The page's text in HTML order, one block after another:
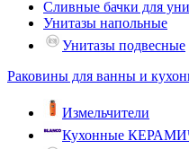
Сливные бачки для
Унитазы напольные
Унитазы подвесные
Раковины для ванны и
Измельчители
Кухонные